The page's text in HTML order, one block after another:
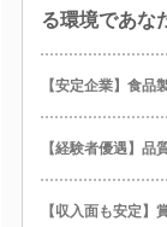
る環境であな
【安定企業】食品
【経験者優遇】品
【収入面も安定】